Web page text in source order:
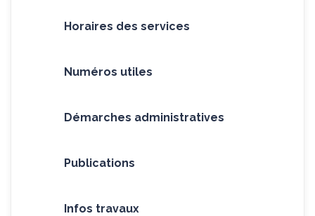
Horaires des services
Numéros utiles
Démarches administratives
Publications
Infos travaux